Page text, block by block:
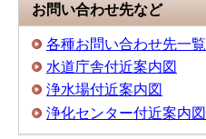
お問い合わせ先など
各種お問い合わせ先一覧
水道庁舎付近案内図
浄水場付近案内図
浄化センター付近案内図